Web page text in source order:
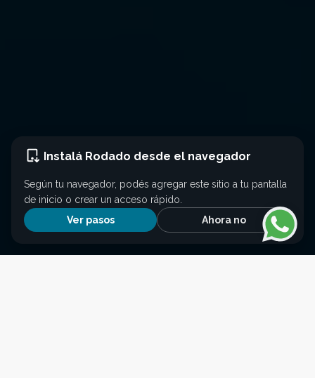
Instalá Rodado desde el navegador
Según tu navegador, podés agregar este sitio a tu pantalla
de inicio o crear un acceso rápido.
Ver pasos
Ahora no